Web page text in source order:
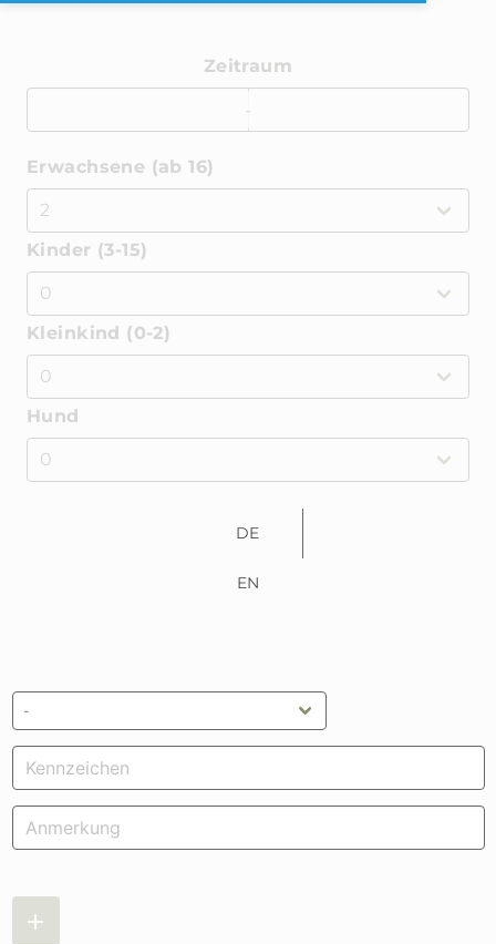
Zeitraum
-
Erwachsene (ab 16)
Kinder (3-15)
Kleinkind (0-2)
Hund
DE
EN